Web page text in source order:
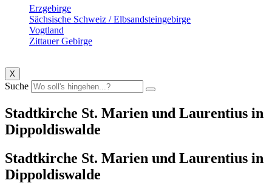
Erzgebirge
Sächsische Schweiz / Elbsandsteingebirge
Vogtland
Zittauer Gebirge
X
Suche
Stadtkirche St. Marien und Laurentius in
Dippoldiswalde
Stadtkirche St. Marien und Laurentius in
Dippoldiswalde